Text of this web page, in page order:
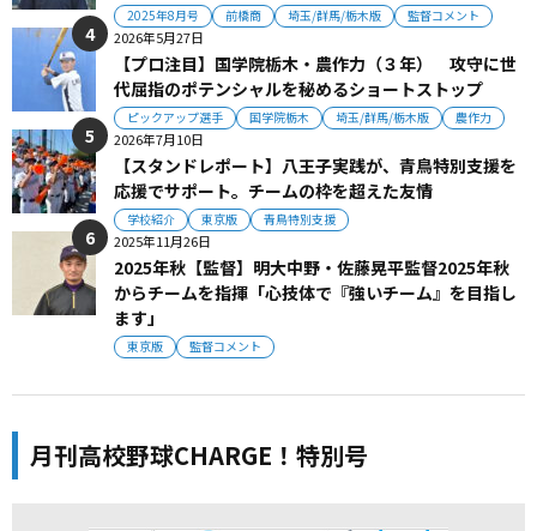
2025年8月号 前橋商 埼玉/群馬/栃木版 監督コメント
2026年5月27日
【プロ注目】国学院栃木・農作力（３年） 攻守に世
代屈指のポテンシャルを秘めるショートストップ
ピックアップ選手 国学院栃木 埼玉/群馬/栃木版 農作力
2026年7月10日
【スタンドレポート】八王子実践が、青鳥特別支援を
応援でサポート。チームの枠を超えた友情
学校紹介 東京版 青鳥特別支援
2025年11月26日
2025年秋【監督】明大中野・佐藤晃平監督2025年秋
からチームを指揮「心技体で『強いチーム』を目指し
ます」
東京版 監督コメント
月刊高校野球CHARGE！特別号